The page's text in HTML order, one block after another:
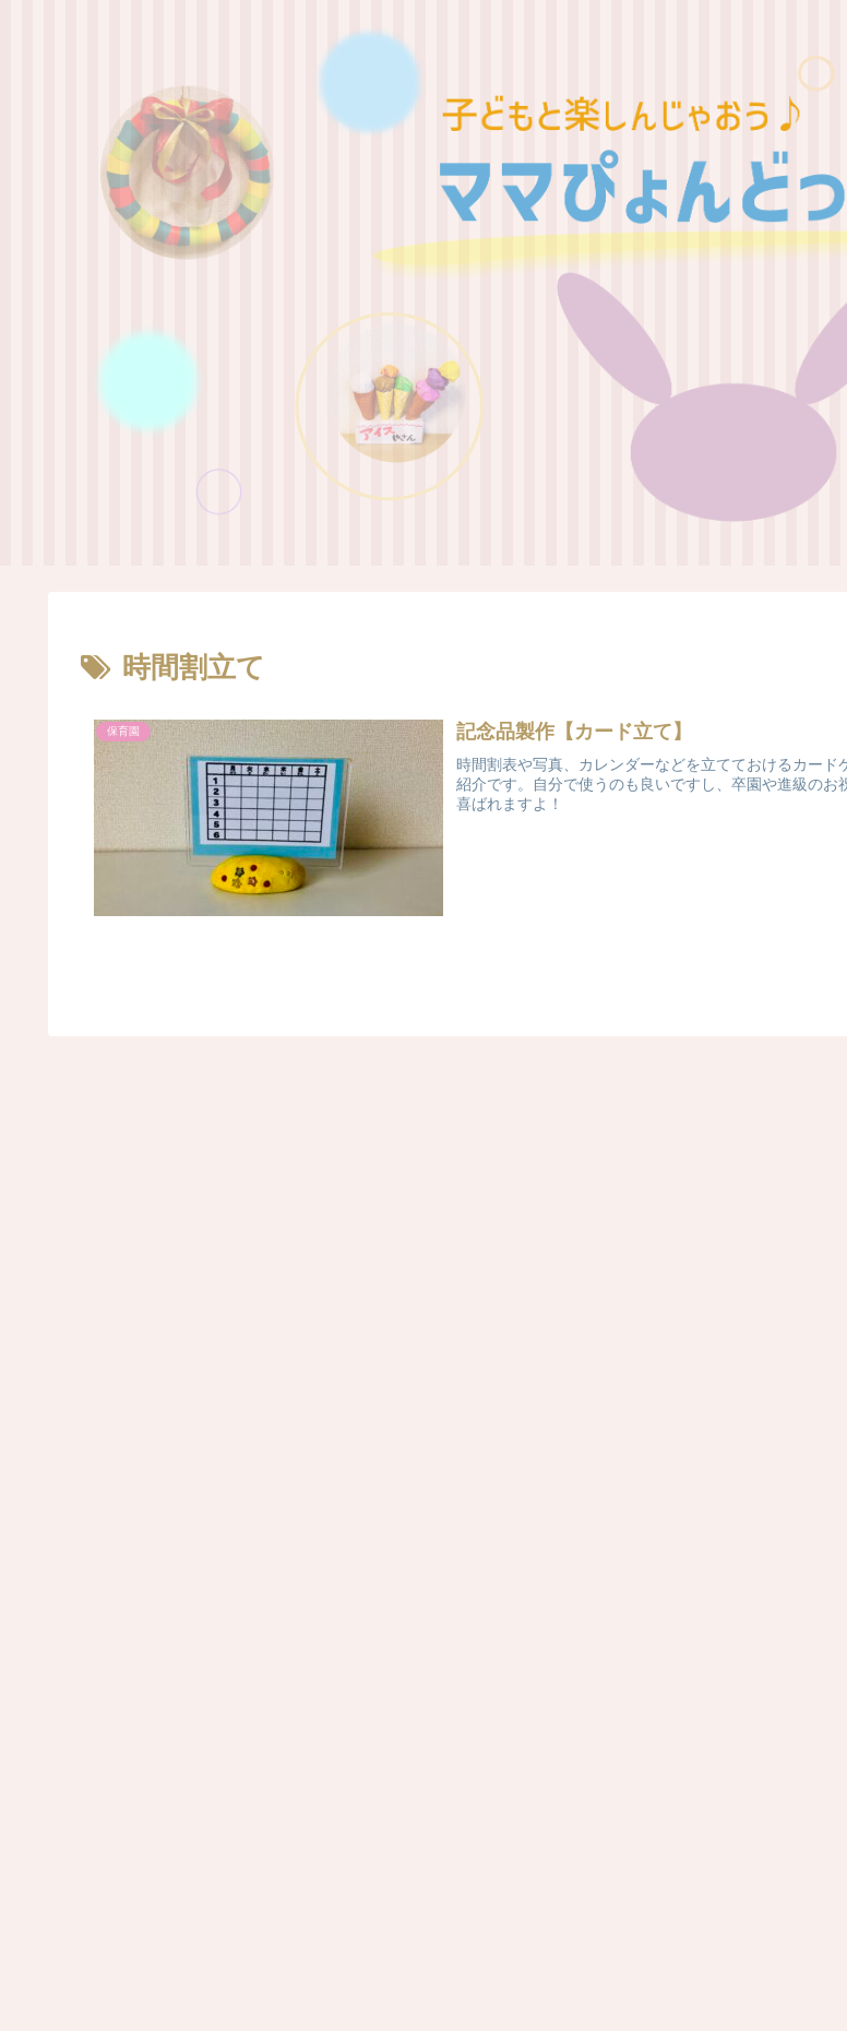
時間割立て
保育園 記念品製作【カード立て】
時間割表や写真、カレンダーなどを立てておけるカード
紹介です。自分で使うのも良いですし、卒園や進級のお
喜ばれますよ！